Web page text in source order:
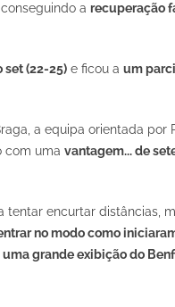
a recuperação
set (22-25) e ficou a um
a equipa orientada por
com uma vantagem... de
tentar encurtar distâncias,
no modo como
grande exibição do